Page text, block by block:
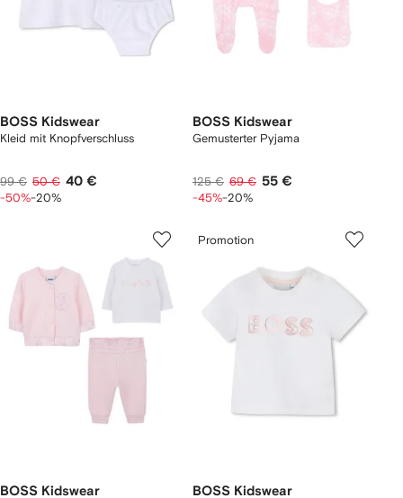
BOSS Kidswear
Kleid mit Knopfverschluss
99 € 50 € 40 €
-50%-20%
BOSS Kidswear
Gemusterter Pyjama
125 € 69 € 55 €
-45%-20%
BOSS Kidswear
Promotion
BOSS Kidswear